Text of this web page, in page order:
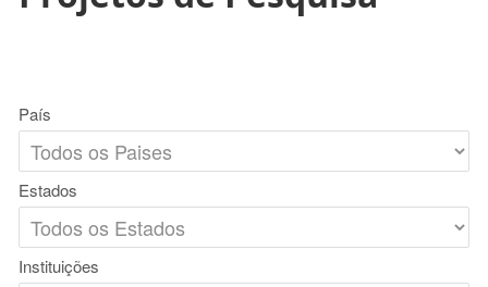
País
Estados
Instituições